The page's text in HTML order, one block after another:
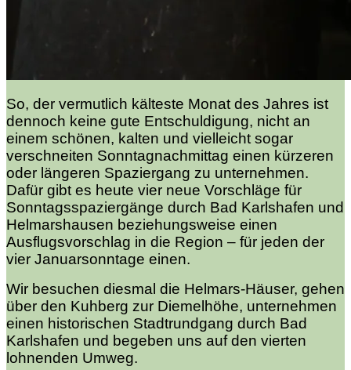
So, der vermutlich kälteste Monat des Jahres ist
dennoch keine gute Entschuldigung, nicht an
einem schönen, kalten und vielleicht sogar
verschneiten Sonntagnachmittag einen kürzeren
oder längeren Spaziergang zu unternehmen.
Dafür gibt es heute vier neue Vorschläge für
Sonntagsspaziergänge durch Bad Karlshafen und
Helmarshausen beziehungsweise einen
Ausflugsvorschlag in die Region – für jeden der
vier Januarsonntage einen.
Wir besuchen diesmal die Helmars-Häuser, gehen
über den Kuhberg zur Diemelhöhe, unternehmen
einen historischen Stadtrundgang durch Bad
Karlshafen und begeben uns auf den vierten
lohnenden Umweg.